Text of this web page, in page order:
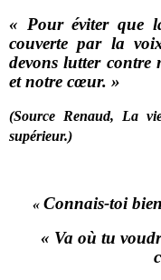
« Pour éviter que
couverte par la
devons lutter contre
et notre cœur. »
(Source Renaud, La
supérieur.)
« Connais-toi
« Va où tu